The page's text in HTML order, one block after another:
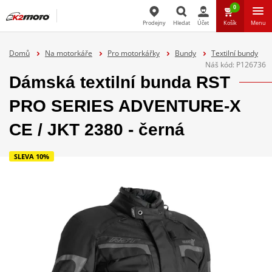
Hledat
Prodejny Hledat Účet
0
Košík Menu
Domů Na motorkáře Pro motorkářky Bundy
Textilní bundy
Náš kód: P126736
Dámská textilní bunda RST
PRO SERIES ADVENTURE-X
CE / JKT 2380 - černá
SLEVA 10%